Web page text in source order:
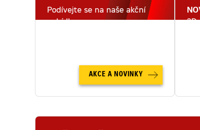
Podívejte se na naše akční
nabídky.
AKCE A NOVINKY
3D